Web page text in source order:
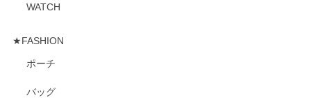
WATCH
★FASHION
ポーチ
バッグ